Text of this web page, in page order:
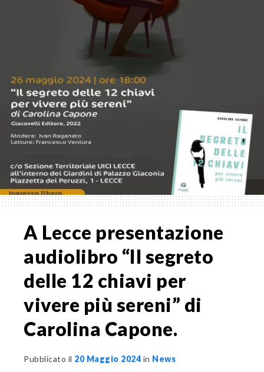
A Lecce presentazione
audiolibro “Il segreto
delle 12 chiavi per
vivere più sereni” di
Carolina Capone.
Pubblicato il 20 Maggio 2024 in News